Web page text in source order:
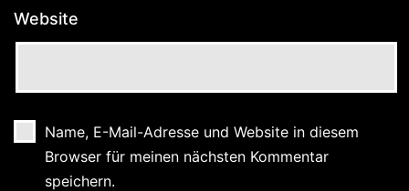
Website
Name, E-Mail-Adresse und Website in diesem
Browser für meinen nächsten Kommentar
speichern.